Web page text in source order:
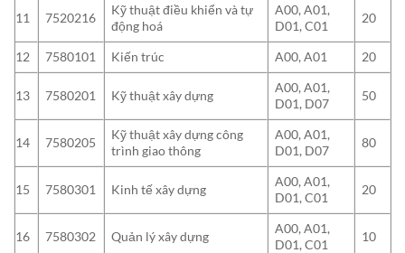
11 7520216
Kỹ thuật điều khiển và tự
động hoá
A00, A01,
D01, C01
20
12 7580101 Kiến trúc A00, A01 20
13 7580201 Kỹ thuật xây dựng
A00, A01,
D01, D07
50
14 7580205
Kỹ thuật xây dựng công
trình giao thông
A00, A01,
D01, D07
80
15 7580301 Kinh tế xây dựng
A00, A01,
D01, C01
20
16 7580302 Quản lý xây dựng
A00, A01,
D01, C01
10